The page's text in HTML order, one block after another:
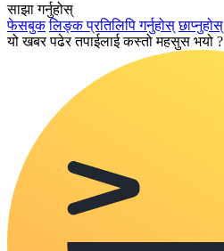
साझा गर्नुहोस्
फेसबुक लिङ्क प्रतिलिपि गर्नुहोस् छाप्नुहोस्
यो खबर पढेर तपाईलाई कस्तो महसुस भयो ?